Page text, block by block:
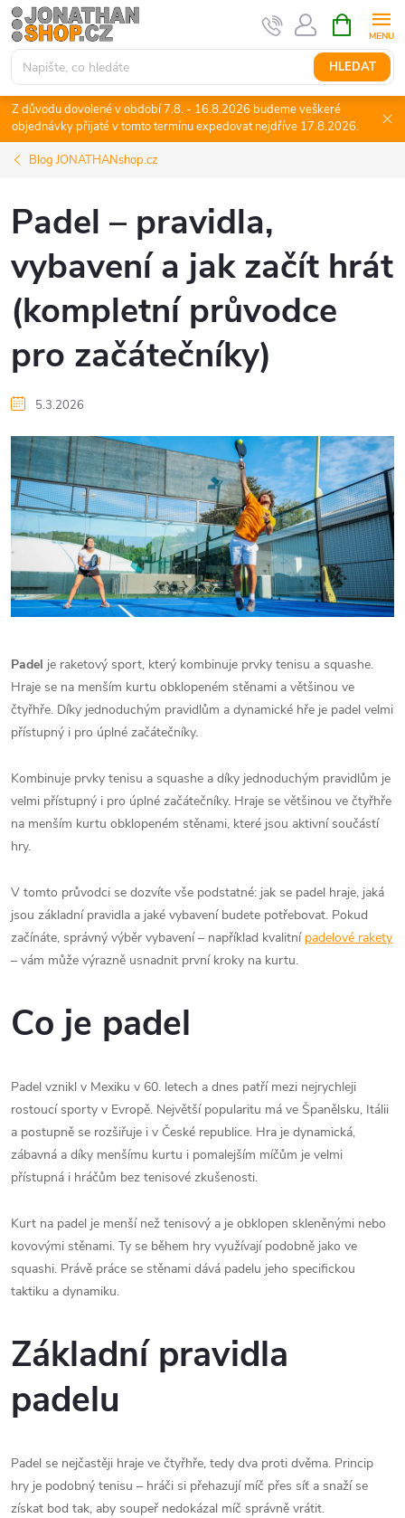
Přejít
na
obsah
HLEDAT
NÁKUPNÍ
KOŠÍK
Z důvodu dovolené v období 7.8. - 16.8.2026 budeme veškeré
objednávky přijaté v tomto termínu expedovat nejdříve 17.8.2026.
Blog JONATHANshop.cz
Padel – pravidla,
vybavení a jak začít hrát
(kompletní průvodce
pro začátečníky)
5.3.2026
Padel je raketový sport, který kombinuje prvky tenisu a squashe.
Hraje se na menším kurtu obklopeném stěnami a většinou ve
čtyřhře. Díky jednoduchým pravidlům a dynamické hře je padel velmi
přístupný i pro úplné začátečníky.
Kombinuje prvky tenisu a squashe a díky jednoduchým pravidlům je
velmi přístupný i pro úplné začátečníky. Hraje se většinou ve čtyřhře
na menším kurtu obklopeném stěnami, které jsou aktivní součástí
hry.
V tomto průvodci se dozvíte vše podstatné: jak se padel hraje, jaká
jsou základní pravidla a jaké vybavení budete potřebovat. Pokud
začínáte, správný výběr vybavení – například kvalitní padelové rakety
– vám může výrazně usnadnit první kroky na kurtu.
Co je padel
Padel vznikl v Mexiku v 60. letech a dnes patří mezi nejrychleji
rostoucí sporty v Evropě. Největší popularitu má ve Španělsku, Itálii
a postupně se rozšiřuje i v České republice. Hra je dynamická,
zábavná a díky menšímu kurtu i pomalejším míčům je velmi
přístupná i hráčům bez tenisové zkušenosti.
Kurt na padel je menší než tenisový a je obklopen skleněnými nebo
kovovými stěnami. Ty se během hry využívají podobně jako ve
squashi. Právě práce se stěnami dává padelu jeho specifickou
taktiku a dynamiku.
Základní pravidla
padelu
Padel se nejčastěji hraje ve čtyřhře, tedy dva proti dvěma. Princip
hry je podobný tenisu – hráči si přehazují míč přes síť a snaží se
získat bod tak, aby soupeř nedokázal míč správně vrátit.